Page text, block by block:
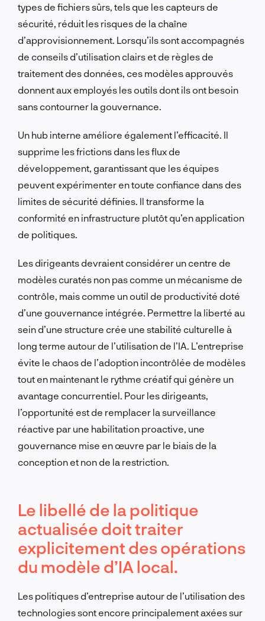
types de fichiers sûrs, tels que les capteurs de
sécurité, réduit les risques de la chaîne
d’approvisionnement. Lorsqu’ils sont accompagnés
de conseils d’utilisation clairs et de règles de
traitement des données, ces modèles approuvés
donnent aux employés les outils dont ils ont besoin
sans contourner la gouvernance.
Un hub interne améliore également l’efficacité. Il
supprime les frictions dans les flux de
développement, garantissant que les équipes
peuvent expérimenter en toute confiance dans des
limites de sécurité définies. Il transforme la
conformité en infrastructure plutôt qu’en application
de politiques.
Les dirigeants devraient considérer un centre de
modèles curatés non pas comme un mécanisme de
contrôle, mais comme un outil de productivité doté
d’une gouvernance intégrée. Permettre la liberté au
sein d’une structure crée une stabilité culturelle à
long terme autour de l’utilisation de l’IA. L’entreprise
évite le chaos de l’adoption incontrôlée de modèles
tout en maintenant le rythme créatif qui génère un
avantage concurrentiel. Pour les dirigeants,
l’opportunité est de remplacer la surveillance
réactive par une habilitation proactive, une
gouvernance mise en œuvre par le biais de la
conception et non de la restriction.
Le libellé de la politique
actualisée doit traiter
explicitement des opérations
du modèle d’IA local.
Les politiques d’entreprise autour de l’utilisation des
technologies sont encore principalement axées sur